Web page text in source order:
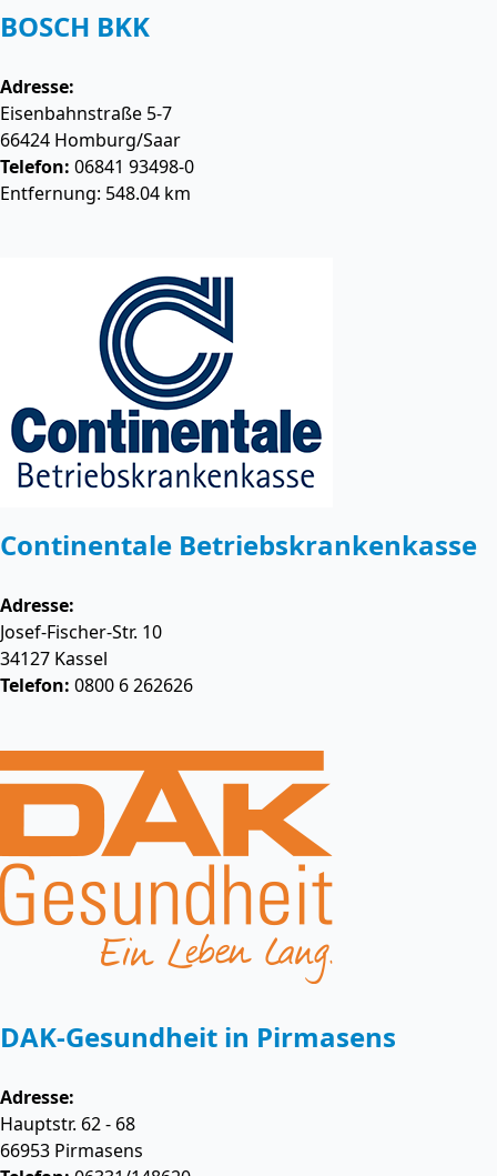
BOSCH BKK
Adresse:
Eisenbahnstraße 5-7
66424 Homburg/Saar
Telefon: 06841 93498-0
Entfernung: 548.04 km
Continentale Betriebskrankenkasse
Adresse:
Josef-Fischer-Str. 10
34127 Kassel
Telefon: 0800 6 262626
DAK-Gesundheit in Pirmasens
Adresse:
Hauptstr. 62 - 68
66953 Pirmasens